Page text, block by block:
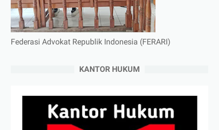
Federasi Advokat Republik Indonesia (FERARI)
KANTOR HUKUM